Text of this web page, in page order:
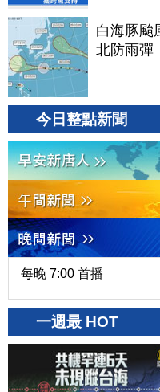
白海豚颱
北防雨彈
今日整點新聞
每晚 7:00 首播
一週最 HOT